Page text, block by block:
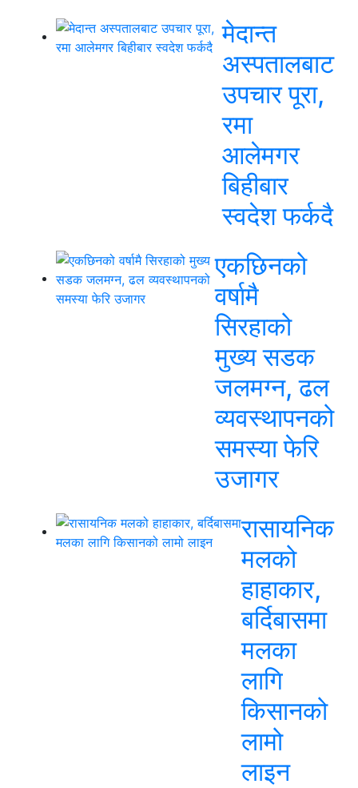
मेदान्त
अस्पतालबाट
उपचार पूरा,
रमा
आलेमगर
बिहीबार
स्वदेश फर्कदै
एकछिनको
वर्षामै
सिरहाको
मुख्य सडक
जलमग्न, ढल
व्यवस्थापनको
समस्या फेरि
उजागर
रासायनिक
मलको
हाहाकार,
बर्दिबासमा
मलका
लागि
किसानको
लामो
लाइन